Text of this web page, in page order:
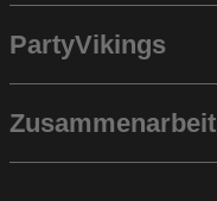
PartyVikings
Zusammenarbeit